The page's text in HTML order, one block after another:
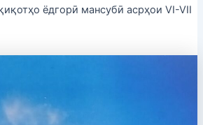
ёдгорӣ мансубӣ асрҳои VI-VII